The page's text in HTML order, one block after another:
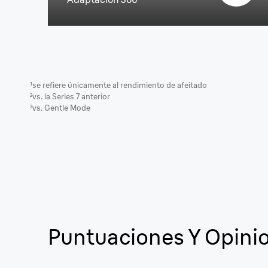
¹se refiere únicamente al rendimiento de afeitado
²vs. la Series 7 anterior
³vs. Gentle Mode
Puntuaciones Y